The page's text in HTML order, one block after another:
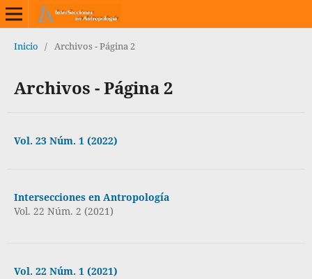
Inicio / Archivos - Página 2
Archivos - Página 2
Vol. 23 Núm. 1 (2022)
Intersecciones en Antropología
Vol. 22 Núm. 2 (2021)
Vol. 22 Núm. 1 (2021)